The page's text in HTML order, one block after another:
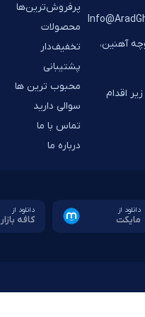
آهنین،
اقدام
پرفروش‌ترین‌ها
محصولات
تخفیف‌دار
پشتیبانی
محبوب ترین ها
سوالی دارید
تماس با ما
درباره ما
دانلود از
مایکت
دانلود از
کافه بازار